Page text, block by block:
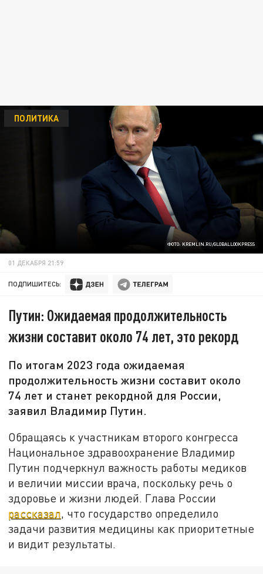
ФОТО: KREMLIN.RU/GLOBALLOOKPRESS
ПОЛИТИКА
01 ДЕКАБРЯ 21:59
ПОДПИШИТЕСЬ:
Путин: Ожидаемая продолжительность
жизни составит около 74 лет, это рекорд
По итогам 2023 года ожидаемая
продолжительность жизни составит около
74 лет и станет рекордной для России,
заявил Владимир Путин.
Обращаясь к участникам второго конгресса
Национальное здравоохранение Владимир
Путин подчеркнул важность работы медиков
и величии миссии врача, поскольку речь о
здоровье и жизни людей. Глава России
рассказал, что государство определило
задачи развития медицины как приоритетные
и видит результаты.